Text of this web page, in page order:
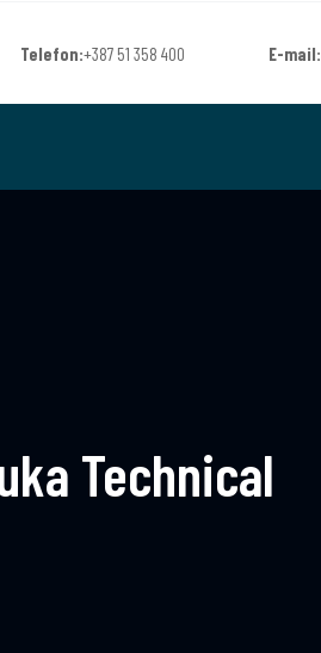
Telefon:+387 51 358 400 E-mail:
Technical